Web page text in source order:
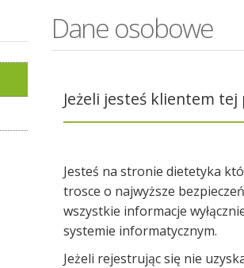
Dane osobowe
Jeżeli jesteś klientem
Jesteś na stronie dietetyka
trosce o najwyższe
wszystkie informacje
systemie informatycznym.
Jeżeli rejestrując się nie